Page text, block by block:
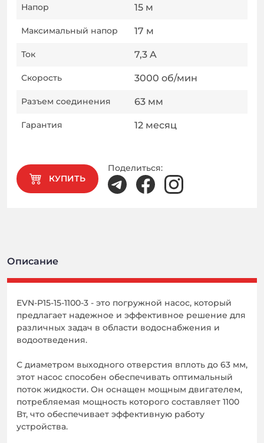
Напор 15 м
Максимальный напор 17 м
Ток 7,3 A
Скорость 3000 об/мин
Разъем соединения 63 мм
Гарантия 12 месяц
КУПИТЬ
Поделиться:
Описание
EVN-P15-15-1100-3 - это погружной насос, который
предлагает надежное и эффективное решение для
различных задач в области водоснабжения и
водоотведения.
С диаметром выходного отверстия вплоть до 63 мм,
этот насос способен обеспечивать оптимальный
поток жидкости. Он оснащен мощным двигателем,
потребляемая мощность которого составляет 1100
Вт, что обеспечивает эффективную работу
устройства.